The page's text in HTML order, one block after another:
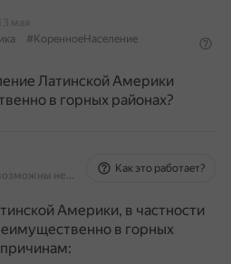
13 мая
#КоренноеНаселение
Латинской Америки
в горных районах?
На основе источников, возможны неточности
Как это работает?
Америки, в частности
в горных